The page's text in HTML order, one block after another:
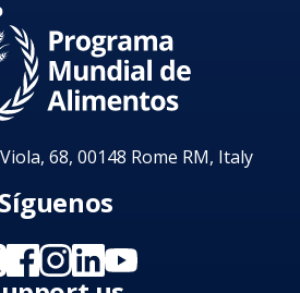
68, 00148 Rome RM, Italy
Síguenos